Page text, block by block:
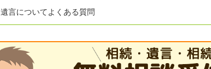
遺言についてよくある質問